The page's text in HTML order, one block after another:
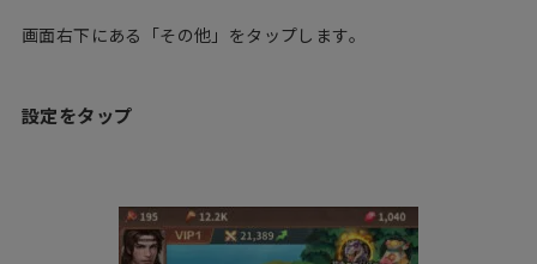
画面右下にある「その他」をタップします。
設定をタップ